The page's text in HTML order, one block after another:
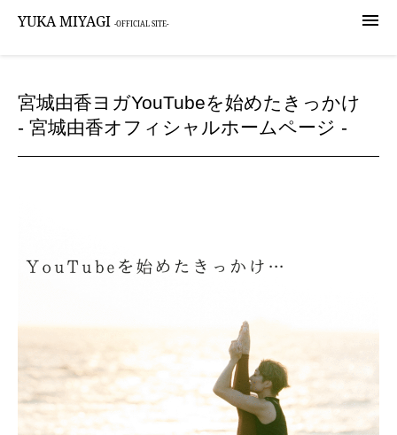

YUKA MIYAGI -OFFICIAL SITE-
宮城由香ヨガYouTubeを始めたきっかけ
- 宮城由香オフィシャルホームページ -